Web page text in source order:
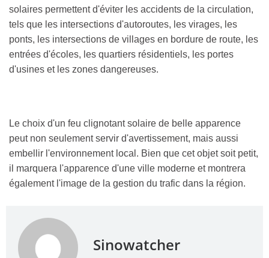
solaires permettent d'éviter les accidents de la circulation,
tels que les intersections d'autoroutes, les virages, les
ponts, les intersections de villages en bordure de route, les
entrées d'écoles, les quartiers résidentiels, les portes
d'usines et les zones dangereuses.
Le choix d'un feu clignotant solaire de belle apparence
peut non seulement servir d'avertissement, mais aussi
embellir l'environnement local. Bien que cet objet soit petit,
il marquera l'apparence d'une ville moderne et montrera
également l'image de la gestion du trafic dans la région.
Sinowatcher